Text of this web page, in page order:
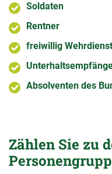
Soldaten
Rentner
freiwillig
Absolventen des
Zählen Sie zu